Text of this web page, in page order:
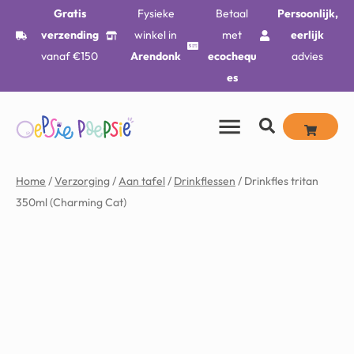
Gratis
verzending
vanaf €150
Fysieke
winkel in
Arendonk
Betaal
met
ecochequ
es
Persoonlijk,
eerlijk
advies
Home /Verzorging/Aan tafel/ Drinkflessen / Drinkfles tritan
350ml (Charming Cat)